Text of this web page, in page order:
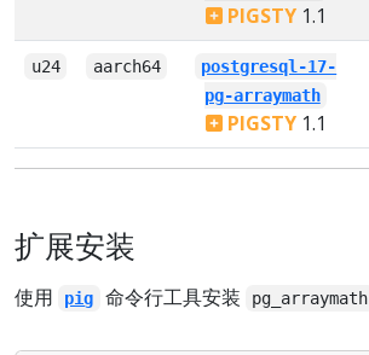
PIGSTY1.1
u24 aarch64
postgresql-17-
pg-arraymath
PIGSTY1.1
扩展安装
使用 pig 命令行工具安装 pg_arraymath